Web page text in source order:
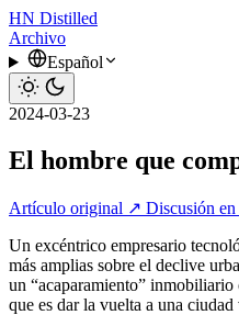
HN Distilled
Archivo
Español
2024-03-23
El hombre que
Artículo original ↗ Discusión
Un excéntrico empresario
más amplias sobre el declive
un “acaparamiento”
que es dar la vuelta a una